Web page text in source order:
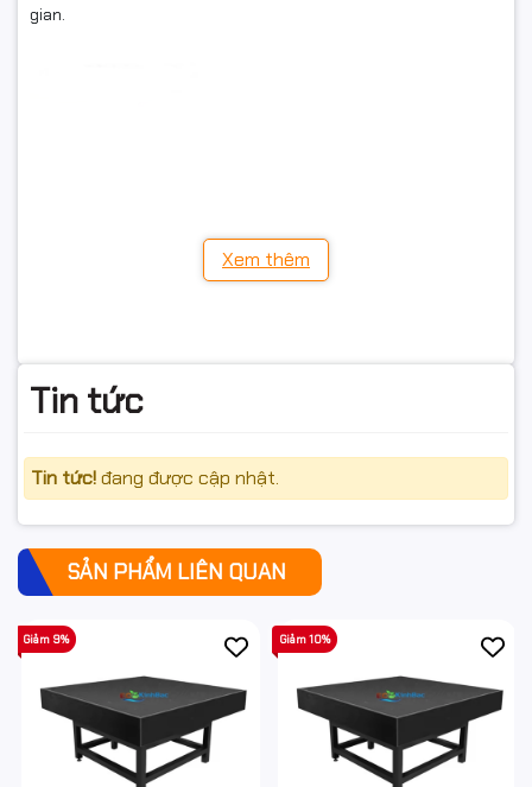
gian.
Một số kích thước bàn map bạn tham khảo:
Bàn máp, bàn rà chuẩn đá granite kích thước
2000x1000x200mm.
Xem thêm
Tin tức
Tin tức!đang được cập nhật.
SẢN PHẨM LIÊN QUAN
Giảm 9% Giảm 10%